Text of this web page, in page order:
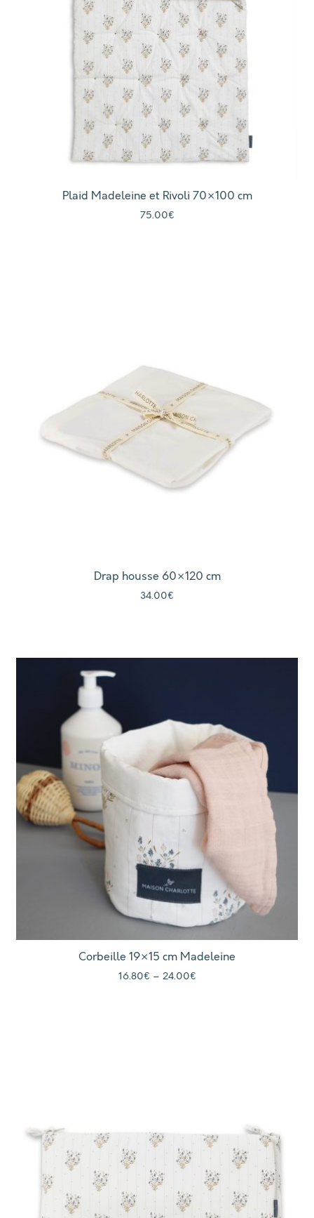
Plaid Madeleine et Rivoli 70×100 cm
75.00€
Drap housse 60×120 cm
34.00€
Corbeille 19×15 cm Madeleine
16.80€ – 24.00€